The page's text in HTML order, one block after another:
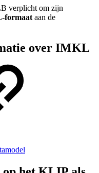
verplicht om zijn
formaat aan de
over IMKL